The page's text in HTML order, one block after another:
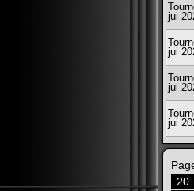
jui
jui
jui
jui
20